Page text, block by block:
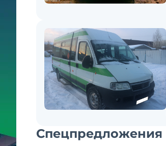
Спецпредложения